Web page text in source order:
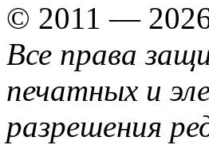
© 2011 —
Все права
печатных и
разрешения